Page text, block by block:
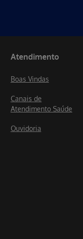
Atendimento
Boas Vindas
Canais de
Atendimento Saúde
Ouvidoria